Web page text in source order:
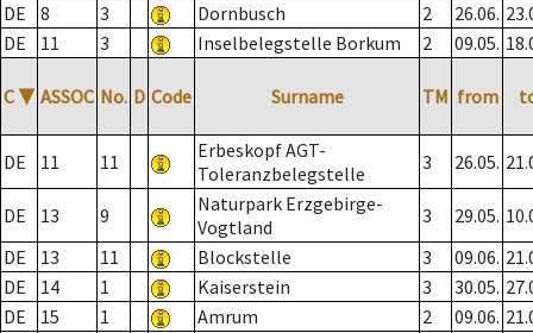
DE
8 3 Dornbusch 2 26.06.
DE
11 3 Inselbelegstelle Borkum 2 09.05.
C ▼ ASSOC No. D Code Surname TM from
DE 11 11
Erbeskopf AGT-
Toleranzbelegstelle
3 26.05.
DE 13 9
Naturpark Erzgebirge-
Vogtland
3 29.05.
DE
13 11 Blockstelle 3 09.06.
DE
14 1 Kaiserstein 3 30.05.
DE
15 1 Amrum 2 09.06.